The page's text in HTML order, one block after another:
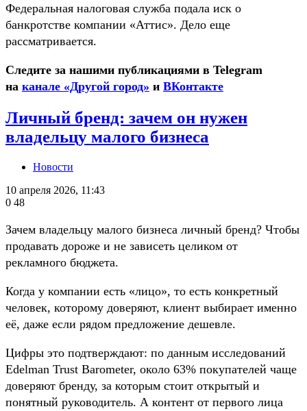
Федеральная налоговая служба подала иск о
банкротстве компании «Аттис». Дело еще
рассматривается.
Следите за нашими публикациями в Telegram
на канале «Другой город» и ВКонтакте
Личный бренд: зачем он нужен
владельцу малого бизнеса
Новости
10 апреля 2026, 11:43
0 48
Зачем владельцу малого бизнеса личный бренд? Чтобы
продавать дороже и не зависеть целиком от
рекламного бюджета.
Когда у компании есть «лицо», то есть конкретный
человек, которому доверяют, клиент выбирает именно
её, даже если рядом предложение дешевле.
Цифры это подтверждают: по данным исследований
Edelman Trust Barometer, около 63% покупателей чаще
доверяют бренду, за которым стоит открытый и
понятный руководитель. А контент от первого лица